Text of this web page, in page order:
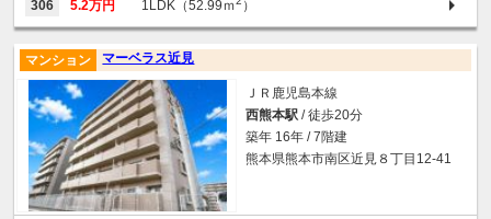
306 5.2万円 1LDK（52.99ｍ ）
マーベラス近見
マンション
ＪＲ鹿児島本線
西熊本駅 / 徒歩20分
築年 16年 / 7階建
熊本県熊本市南区近見８丁目12-41